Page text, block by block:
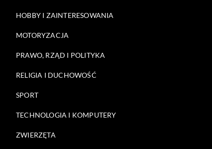
HOBBY I ZAINTERESOWANIA
MOTORYZACJA
PRAWO, RZĄD I POLITYKA
RELIGIA I DUCHOWOŚĆ
SPORT
TECHNOLOGIA I KOMPUTERY
ZWIERZĘTA